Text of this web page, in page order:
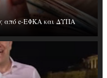
από e-ΕΦΚΑ και ΔΥΠΑ